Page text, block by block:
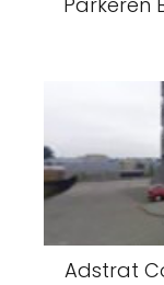
Adstrat